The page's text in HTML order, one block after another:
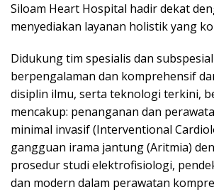
Siloam Heart Hospital hadir dekat
menyediakan layanan holistik yang
Didukung tim spesialis dan
berpengalaman dan komprehensif
disiplin ilmu, serta teknologi terkini,
mencakup: penanganan dan
minimal invasif (Interventional
gangguan irama jantung (Aritmia)
prosedur studi elektrofisiologi,
dan modern dalam perawatan